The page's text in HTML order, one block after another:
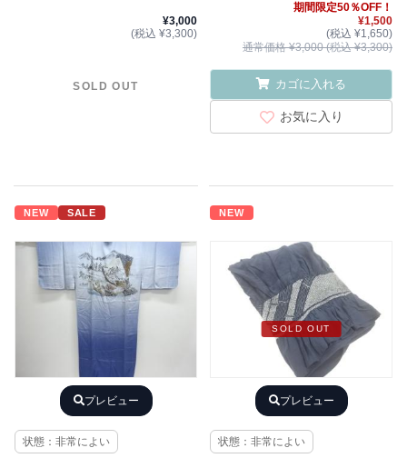
¥3,000
(税込 ¥3,300)
SOLD OUT
期間限定50％OFF！
¥1,500
(税込 ¥1,650)
通常価格 ¥3,000 (税込 ¥3,300)
カゴに入れる
お気に入り
NEW SALE
プレビュー
状態：非常によい
NEW
SOLD OUT
プレビュー
状態：非常によい